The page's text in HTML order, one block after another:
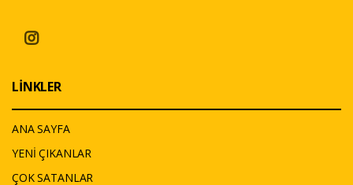
LİNKLER
ANA SAYFA
YENİ ÇIKANLAR
ÇOK SATANLAR